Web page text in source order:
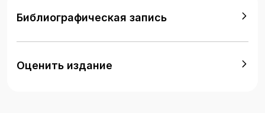
партнерами и представителями других
региональные и гендерные особенности
отношений предпринимателей, социально-
психологические факторы деловой
Библиографическая запись
Оценить издание